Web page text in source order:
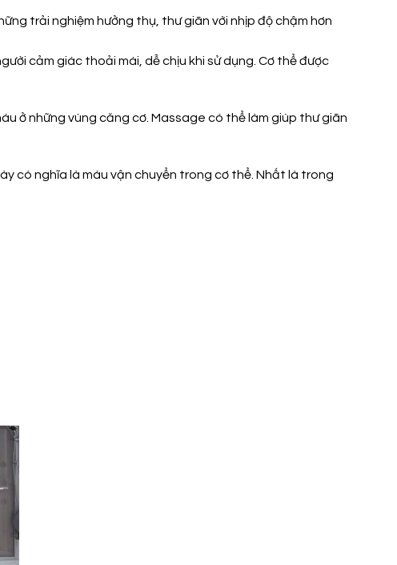
trải nghiệm hưởng thụ, thư giãn với nhịp độ chậm hơn
cảm giác thoải mái, dễ chịu khi sử dụng. Cơ thể được
ở những vùng căng cơ. Massage có thể làm giúp thư giãn
có nghĩa là máu vận chuyển trong cơ thể. Nhất là trong